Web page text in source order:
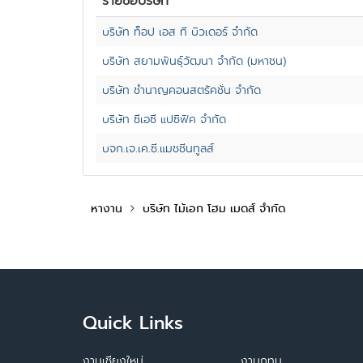
บริษัท ท็อป เอส ที บิวเดอร์ จำกัด
บริษัท สยามพันธุ์วัฒนา จำกัด (มหาชน)
บริษัท ชำนาญคอนสตรัคชั่น จำกัด
บริษัท ซีเอซี แปซิฟิค จำกัด
บจก.เจ.เค.ซี.แมชชีนทูลส์
หางาน บริษัท ไม้เอก โฮม เมดส์ จำกัด
Quick Links